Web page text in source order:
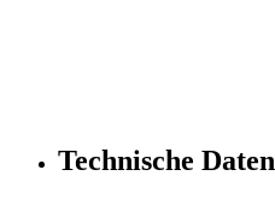
Technische Daten